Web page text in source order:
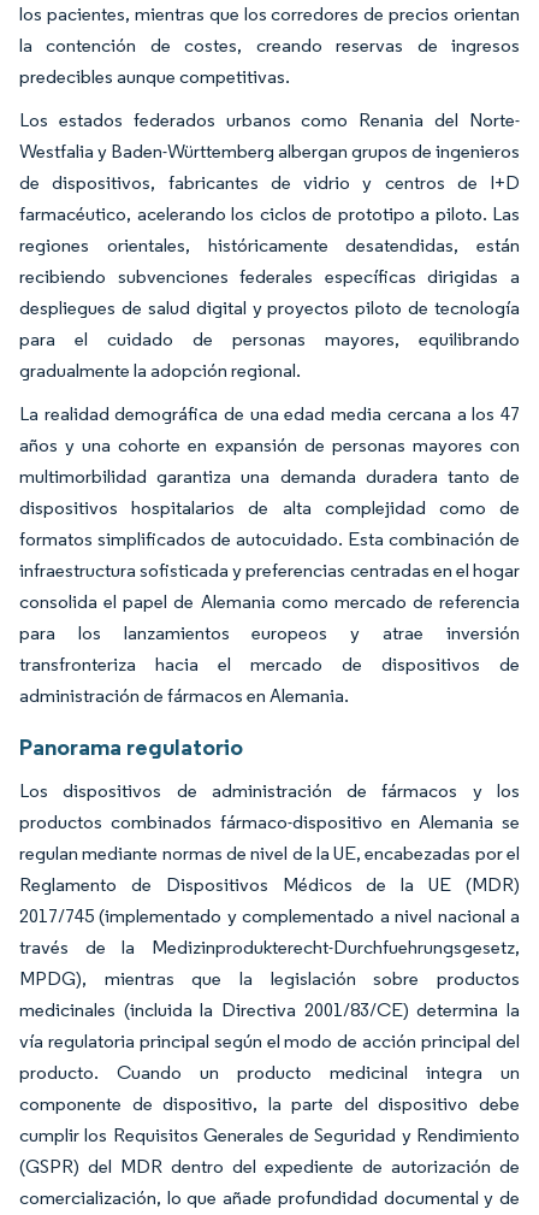
los pacientes, mientras que los corredores de precios orientan
la contención de costes, creando reservas de ingresos
predecibles aunque competitivas.
Los estados federados urbanos como Renania del Norte-
Westfalia y Baden-Württemberg albergan grupos de ingenieros
de dispositivos, fabricantes de vidrio y centros de I+D
farmacéutico, acelerando los ciclos de prototipo a piloto. Las
regiones orientales, históricamente desatendidas, están
recibiendo subvenciones federales específicas dirigidas a
despliegues de salud digital y proyectos piloto de tecnología
para el cuidado de personas mayores, equilibrando
gradualmente la adopción regional.
La realidad demográfica de una edad media cercana a los 47
años y una cohorte en expansión de personas mayores con
multimorbilidad garantiza una demanda duradera tanto de
dispositivos hospitalarios de alta complejidad como de
formatos simplificados de autocuidado. Esta combinación de
infraestructura sofisticada y preferencias centradas en el hogar
consolida el papel de Alemania como mercado de referencia
para los lanzamientos europeos y atrae inversión
transfronteriza hacia el mercado de dispositivos de
administración de fármacos en Alemania.
Panorama regulatorio
Los dispositivos de administración de fármacos y los
productos combinados fármaco-dispositivo en Alemania se
regulan mediante normas de nivel de la UE, encabezadas por el
Reglamento de Dispositivos Médicos de la UE (MDR)
2017/745 (implementado y complementado a nivel nacional a
través de la Medizinprodukterecht-Durchfuehrungsgesetz,
MPDG), mientras que la legislación sobre productos
medicinales (incluida la Directiva 2001/83/CE) determina la
vía regulatoria principal según el modo de acción principal del
producto. Cuando un producto medicinal integra un
componente de dispositivo, la parte del dispositivo debe
cumplir los Requisitos Generales de Seguridad y Rendimiento
(GSPR) del MDR dentro del expediente de autorización de
comercialización, lo que añade profundidad documental y de